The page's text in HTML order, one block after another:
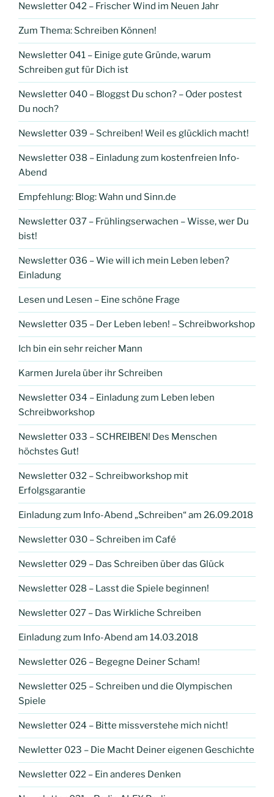
Newsletter 042 – Frischer Wind im Neuen Jahr
Zum Thema: Schreiben Können!
Newsletter 041 – Einige gute Gründe, warum
Schreiben gut für Dich ist
Newsletter 040 – Bloggst Du schon? – Oder postest
Du noch?
Newsletter 039 – Schreiben! Weil es glücklich macht!
Newsletter 038 – Einladung zum kostenfreien Info-
Abend
Empfehlung: Blog: Wahn und Sinn.de
Newsletter 037 – Frühlingserwachen – Wisse, wer Du
bist!
Newsletter 036 – Wie will ich mein Leben leben?
Einladung
Lesen und Lesen – Eine schöne Frage
Newsletter 035 – Der Leben leben! – Schreibworkshop
Ich bin ein sehr reicher Mann
Karmen Jurela über ihr Schreiben
Newsletter 034 – Einladung zum Leben leben
Schreibworkshop
Newsletter 033 – SCHREIBEN! Des Menschen
höchstes Gut!
Newsletter 032 – Schreibworkshop mit
Erfolgsgarantie
Einladung zum Info-Abend „Schreiben“ am 26.09.2018
Newsletter 030 – Schreiben im Café
Newsletter 029 – Das Schreiben über das Glück
Newsletter 028 – Lasst die Spiele beginnen!
Newsletter 027 – Das Wirkliche Schreiben
Einladung zum Info-Abend am 14.03.2018
Newsletter 026 – Begegne Deiner Scham!
Newsletter 025 – Schreiben und die Olympischen
Spiele
Newsletter 024 – Bitte missverstehe mich nicht!
Newletter 023 – Die Macht Deiner eigenen Geschichte
Newsletter 022 – Ein anderes Denken